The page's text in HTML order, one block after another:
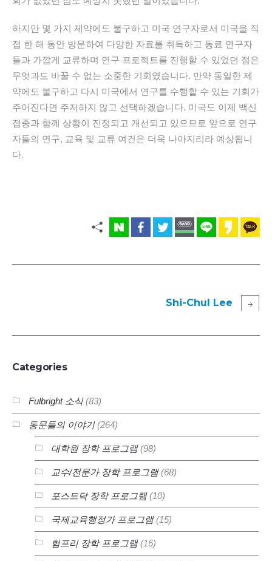
하지만 몇 가지 제약에도 불구하고 미국 연구자로서 미국을 직
접 한 해 동안 방문하여 다양한 자료를 취득하고 동료 연구자
들과 가깝게 교류하며 연구 프로젝트를 진행할 수 있었던 점은
무엇과도 바꿀 수 없는 소중한 기회였습니다. 만약 동일한 제
약에도 불구하고 다시 미국에서 연구를 수행할 수 있는 기회가
주어진다면 주저하지 않고 선택하겠습니다. 미국도 이제 백신
접종과 함께 상황이 진정되고 개선되고 있으므로 앞으로 연구
자들의 연구, 교육 및 교류 여건은 더욱 나아지리라 예상됩니
다.
Shi-Chul Lee
Categories
Fulbright 소식(83)
동문들의 이야기(264)
대학원 장학 프로그램(98)
교수/전문가 장학 프로그램(68)
포스트닥 장학 프로그램(10)
국제교육행정가 프로그램(15)
험프리 장학 프로그램(16)